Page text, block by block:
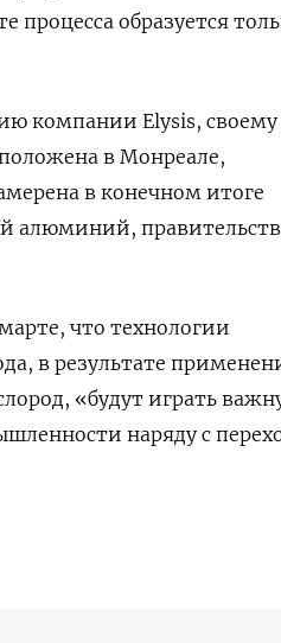
процесса образуется
компании Elysis, своему
в Монреале,
в конечном итоге
алюминий,
что технологии
в результате
«будут играть
наряду с